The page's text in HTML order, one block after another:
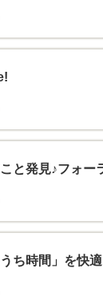
と発見♪フォー
ち時間」を快適